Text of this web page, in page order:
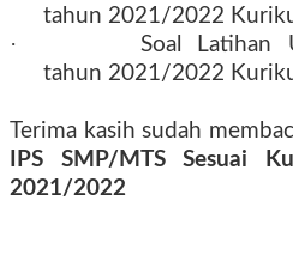
tahun 2021/2022
·
Soal Latihan
tahun 2021/2022
Terima kasih sudah
IPS SMP/MTS Sesuai
2021/2022